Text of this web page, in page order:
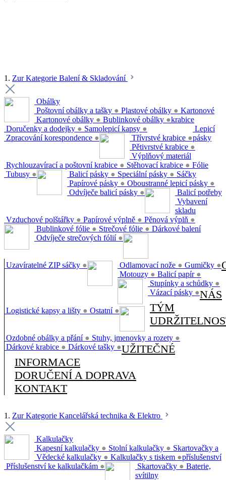
1. Zur Kategorie Balení & Skladování
Obálky
Poštovní obálky a tašky ● Plastové obálky ●
Kartonové obálky ● Bublinkové obálky ●
Doručenky a dodejky ● Samolepicí kapsy ●
Zpracování korespondence ●
Kartonové
krabice
Třívrstvé krabice ●
Pětivrstvé krabice ●
Rychlouzavírací a poštovní krabice ● Stěhovací krabice ●
Tubusy ●
Lepicí
pásky
Balicí pásky ● Speciální pásky ●
Papírové pásky ● Oboustranné lepicí pásky ●
Odvíječe balicí pásky ●
Výplňový materiál
Vzduchové polštářky ● Papírové výplně ● Pěnová výplň ●
Fólie
Bublinkové fólie ● Strečové fólie ●
Odvíječe strečových fólií ●
Sáčky
Uzavíratelné ZIP sáčky ●
Balicí potřeby
Odlamovací nože ● Gumičky ●
Motouzy ● Balicí papír ●
Vybavení
skladu
Stupínky a schůdky ●
Vázací pásky ●
Logistické kapsy a lišty ● Ostatní ●
Dárkové balení
Ozdobné obálky a přání ● Stuhy, jmenovky a rozety ●
Dárkové krabice ● Dárkové tašky ●
NÁS
TÝM
UŽITEČNÉ
INFORMACE
DORUČENÍ A DOPRAVA
KONTAKT
1. Zur Kategorie Kancelářská technika & Elektro
Kalkulačky
Kapesní kalkulačky ● Stolní kalkulačky ●
Vědecké kalkulačky ● Kalkulačky s tiskem ●
Příslušenství ke kalkulačkám ●
Skartovačky a
příslušenství
Skartovačky ● Baterie,
svítilny